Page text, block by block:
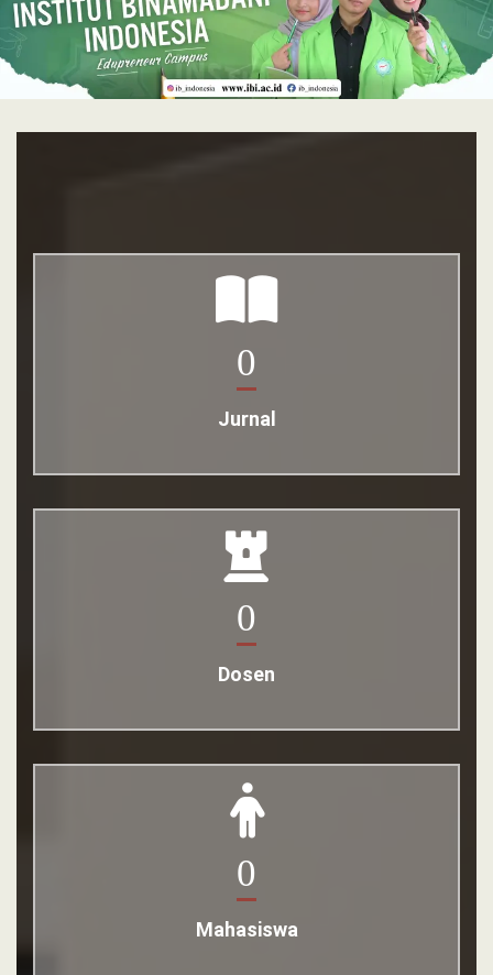
0
Jurnal
0
Dosen
0
Mahasiswa